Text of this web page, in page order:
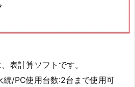
表計算ソフトです。
続/PC使用台数:2台まで使用可